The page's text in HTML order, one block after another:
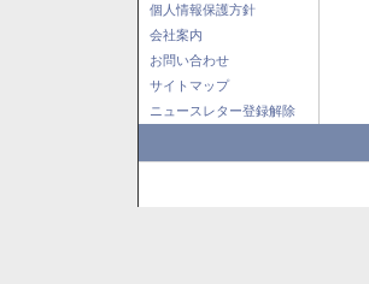
個人情報保護方針
会社案内
お問い合わせ
サイトマップ
ニュースレター登録解除